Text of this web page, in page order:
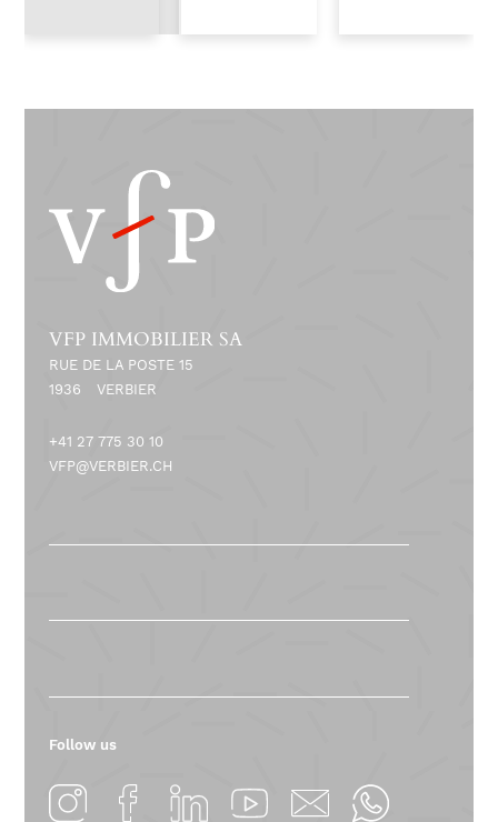
VFP IMMOBILIER SA
RUE DE LA POSTE 15
1936
VERBIER
+41 27 775 30 10
VFP@VERBIER.CH
Follow us